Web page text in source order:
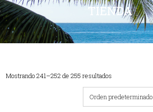
TIENDA
Mostrando 241–252 de 255 resultados
Orden predeterminado